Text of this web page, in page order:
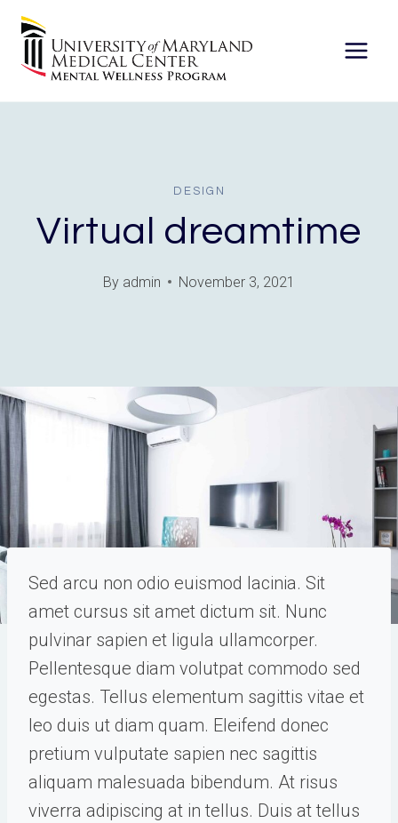
Skip
content
DESIGN
Virtual dreamtime
By admin November 3, 2021
Sed arcu non odio euismod lacinia. Sit
amet cursus sit amet dictum sit. Nunc
pulvinar sapien et ligula ullamcorper.
Pellentesque diam volutpat commodo sed
egestas. Tellus elementum sagittis vitae et
leo duis ut diam quam. Eleifend donec
pretium vulputate sapien nec sagittis
aliquam malesuada bibendum. At risus
viverra adipiscing at in tellus. Duis at tellus